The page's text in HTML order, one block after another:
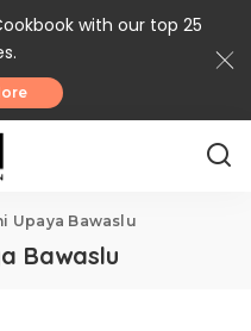
with our top 25
Upaya Bawaslu
Bawaslu